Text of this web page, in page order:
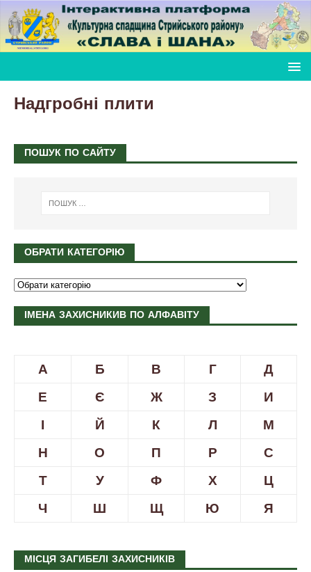
Надгробні плити
ПОШУК ПО САЙТУ
ОБРАТИ КАТЕГОРІЮ
ІМЕНА ЗАХИСНИКИВ ПО АЛФАВІТУ
А Б В Г
Д
Е
Є Ж З
И
І
Й К Л
М
Н
О П Р
С
Т
У Ф Х
Ц
Ч
Ш Щ Ю Я
МІСЦЯ ЗАГИБЕЛІ ЗАХИСНИКІВ